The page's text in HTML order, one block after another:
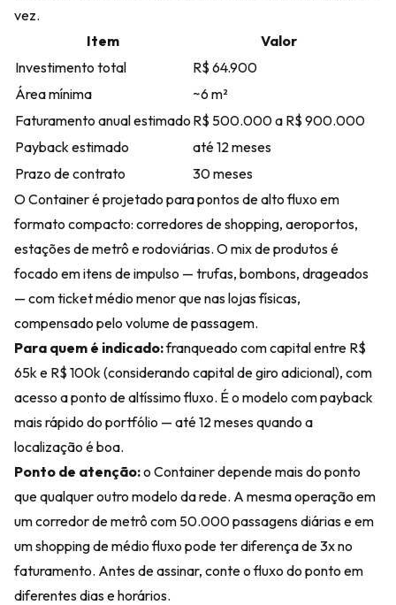
vez.
Item
Valor
Investimento total
R$ 64.900
Área mínima
~6 m²
Faturamento anual estimado R$ 500.000 a R$ 900.000
Payback estimado
até 12 meses
Prazo de contrato
30 meses
O Container é projetado para pontos de alto fluxo em
formato compacto: corredores de shopping, aeroportos,
estações de metrô e rodoviárias. O mix de produtos é
focado em itens de impulso — trufas, bombons, drageados
— com ticket médio menor que nas lojas físicas,
compensado pelo volume de passagem.
Para quem é indicado:franqueado com capital entre R$
65k e R$ 100k (considerando capital de giro adicional), com
acesso a ponto de altíssimo fluxo. É o modelo com payback
mais rápido do portfólio — até 12 meses quando a
localização é boa.
Ponto de atenção:o Container depende mais do ponto
que qualquer outro modelo da rede. A mesma operação em
um corredor de metrô com 50.000 passagens diárias e em
um shopping de médio fluxo pode ter diferença de 3x no
faturamento. Antes de assinar, conte o fluxo do ponto em
diferentes dias e horários.